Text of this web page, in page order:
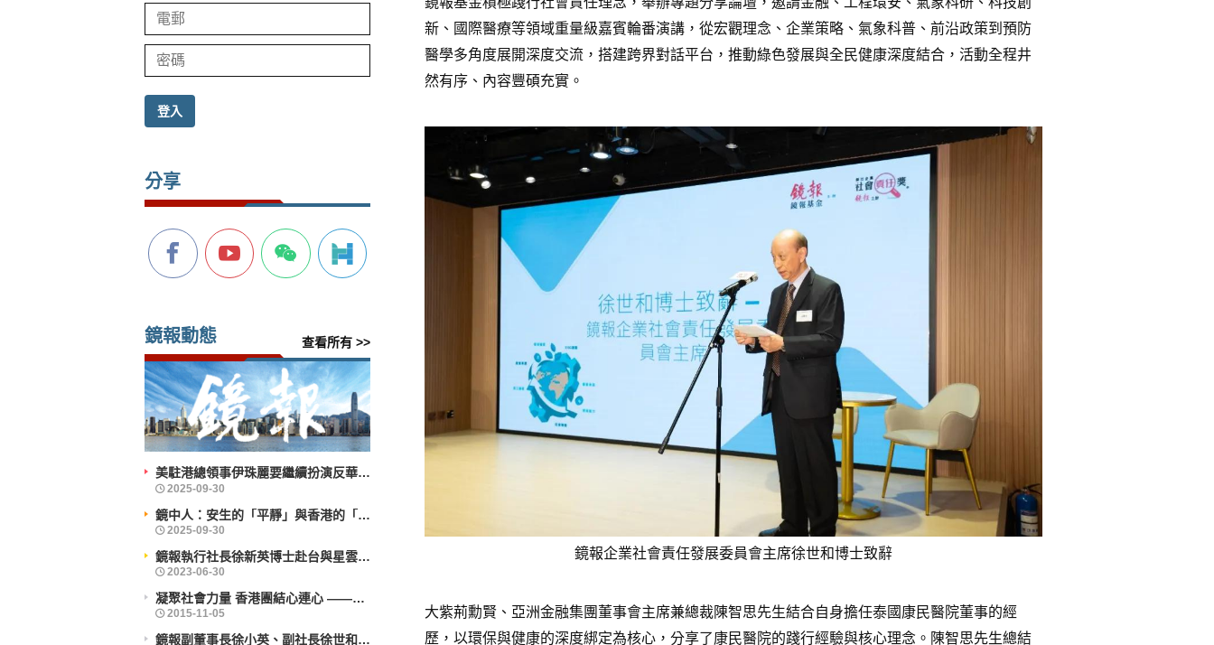
登入
分享
鏡報動態 查看所有 >>
美駐港總領事伊珠麗要繼續扮演反華鷹派角色？
鏡中人：安生的「平靜」與香港的「前行」
鏡報執行社長徐新英博士赴台與星雲大師會晤
凝聚社會力量 香港團結心連心 ——企業社會責任活力香港成就動力研討會舉辦
鏡報副董事長徐小英、副社長徐世和博士出席義工活動
新、國際醫療等領域重量級嘉賓輪番演講，從宏觀理念、企業策略、氣象科普、前沿政策到預防
醫學多角度展開深度交流，搭建跨界對話平台，推動綠色發展與全民健康深度結合，活動全程井
然有序、內容豐碩充實。
鏡報企業社會責任發展委員會主席徐世和博士致辭
大紫荊勳賢、亞洲金融集團董事會主席兼總裁陳智思先生結合自身擔任泰國康民醫院董事的經
歷，以環保與健康的深度綁定為核心，分享了康民醫院的踐行經驗與核心理念。陳智思先生總結